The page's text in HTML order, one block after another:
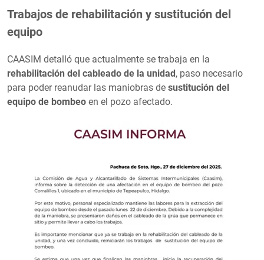
Trabajos de rehabilitación y sustitución del
equipo
CAASIM detalló que actualmente se trabaja en la
rehabilitación del cableado de la unidad, paso necesario
para poder reanudar las maniobras de sustitución del
equipo de bombeo en el pozo afectado.